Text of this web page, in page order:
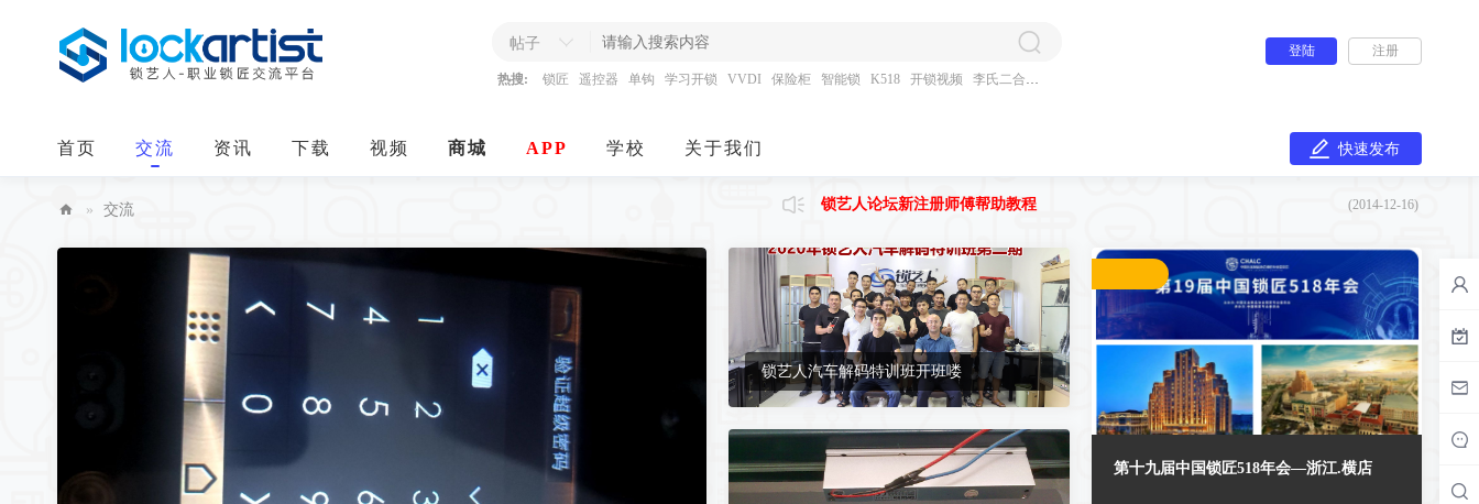
帖子
热搜: 锁匠 遥控器 单钩 学习开锁 VVDI 保险柜 智能锁 K518 开锁视频 李氏二合一
登陆 注册
首页 交流 资讯 下载 视频 商城 APP 学校 关于我们 快速发布
» 交流 锁艺人论坛新注册师傅帮助教程 (2014-12-16)
锁艺人汽车解码特训班开班喽
第十九届中国锁匠518年会—浙江.横店
求推荐性价比高的电梯卡复制设备 A0王锁匠 2026-07-27
新款爱玛电动车遥控器没有频率，各位师傅，有见过的吗？遥控器增加，有 裴师傅开锁 2026-07-18